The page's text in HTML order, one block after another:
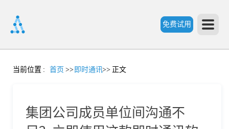
免费试用
首
当前位置 : 首页 >> 即时通讯>> 正文
集团公司成员单位间沟通不